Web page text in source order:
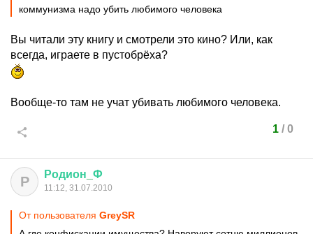
коммунизма надо убить любимого человека
Вы читали эту книгу и смотрели это кино? Или, как
всегда, играете в пустобрёха?
Вообще-то там не учат убивать любимого человека.
1/ 0
Р Родион Ф
11:12, 31.07.2010
От пользователя GreySR